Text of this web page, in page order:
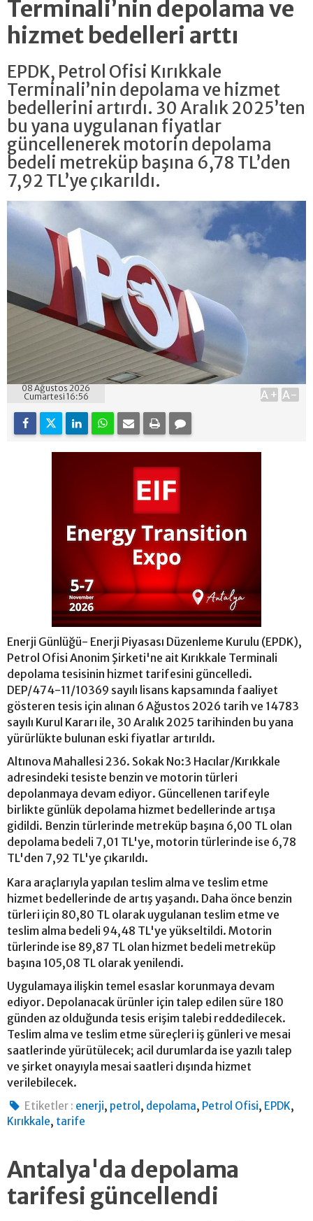
Terminali’nin depolama ve
hizmet bedelleri arttı
EPDK, Petrol Ofisi Kırıkkale
Terminali’nin depolama ve hizmet
bedellerini artırdı. 30 Aralık 2025’ten
bu yana uygulanan fiyatlar
güncellenerek motorin depolama
bedeli metreküp başına 6,78 TL’den
7,92 TL’ye çıkarıldı.
08 Ağustos 2026
Cumartesi 16:56
A+ A-
Enerji Günlüğü- Enerji Piyasası Düzenleme Kurulu (EPDK),
Petrol Ofisi Anonim Şirketi'ne ait Kırıkkale Terminali
depolama tesisinin hizmet tarifesini güncelledi.
DEP/474-11/10369 sayılı lisans kapsamında faaliyet
gösteren tesis için alınan 6 Ağustos 2026 tarih ve 14783
sayılı Kurul Kararı ile, 30 Aralık 2025 tarihinden bu yana
yürürlükte bulunan eski fiyatlar artırıldı.
Altınova Mahallesi 236. Sokak No:3 Hacılar/Kırıkkale
adresindeki tesiste benzin ve motorin türleri
depolanmaya devam ediyor. Güncellenen tarifeyle
birlikte günlük depolama hizmet bedellerinde artışa
gidildi. Benzin türlerinde metreküp başına 6,00 TL olan
depolama bedeli 7,01 TL'ye, motorin türlerinde ise 6,78
TL'den 7,92 TL'ye çıkarıldı.
Kara araçlarıyla yapılan teslim alma ve teslim etme
hizmet bedellerinde de artış yaşandı. Daha önce benzin
türleri için 80,80 TL olarak uygulanan teslim etme ve
teslim alma bedeli 94,48 TL'ye yükseltildi. Motorin
türlerinde ise 89,87 TL olan hizmet bedeli metreküp
başına 105,08 TL olarak yenilendi.
Uygulamaya ilişkin temel esaslar korunmaya devam
ediyor. Depolanacak ürünler için talep edilen süre 180
günden az olduğunda tesis erişim talebi reddedilecek.
Teslim alma ve teslim etme süreçleri iş günleri ve mesai
saatlerinde yürütülecek; acil durumlarda ise yazılı talep
ve şirket onayıyla mesai saatleri dışında hizmet
verilebilecek.
Etiketler : enerji, petrol , depolama, Petrol Ofisi, EPDK,
Kırıkkale, tarife
Antalya'da depolama
tarifesi güncellendi